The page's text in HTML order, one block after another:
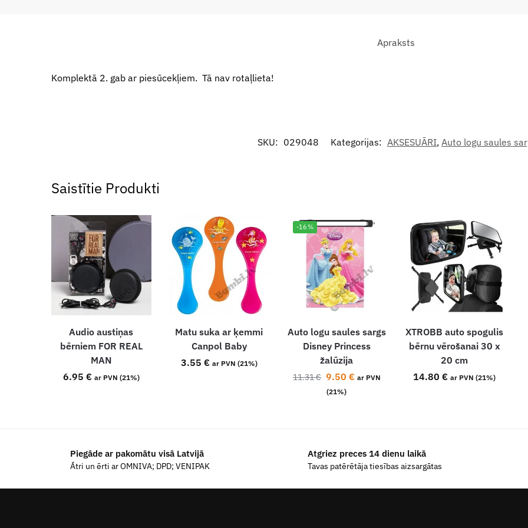
Apraksts
Komplektā 2. gab ar piesūcekļiem. Tā nav rotaļlieta!
SKU: 029048 Kategorijas: AKSESUĀRI, Auto logu saules
Saistītie Produkti
Audio austiņas
bērniem FOR REAL
MAN
6.95 € ar PVN (21%)
Matu suka ar ķemmi
Canpol Baby
3.55 € ar PVN (21%)
-16%
Auto logu saules sargs
Disney Princess
žalūzija
11.31€ 9.50 € ar PVN
(21%)
XTROBB auto spogulis
bērnu vērošanai 30 x
20 cm
14.80€ ar PVN (21%)
Piegāde ar pakomātu visā Latvijā
Ātri un ērti ar OMNIVA; DPD; VENIPAK
Atgriez preces 14 dienu laikā
Tavas patērētāja tiesības aizsargātas